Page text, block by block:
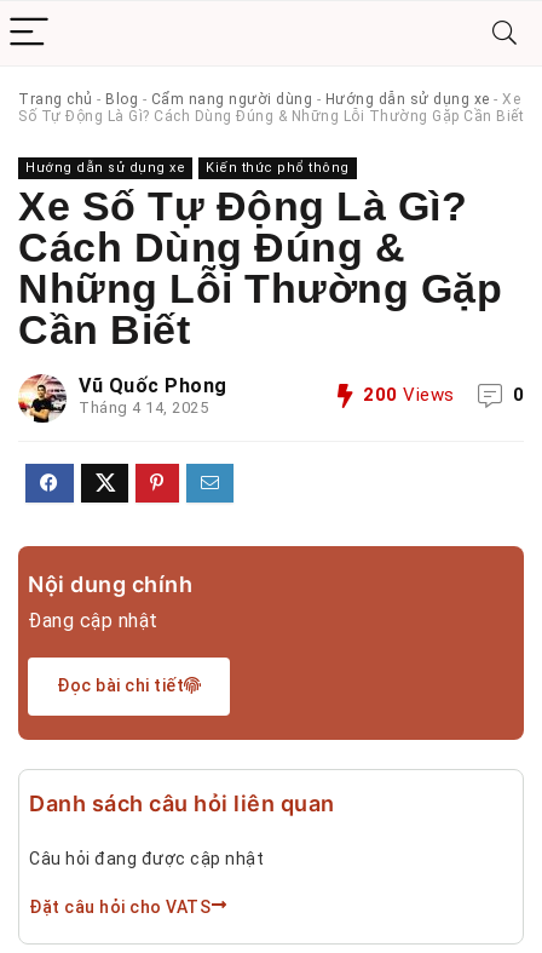
Trang chủ - Blog - Cẩm nang người dùng - Hướng dẫn sử dụng xe - Xe
Số Tự Động Là Gì? Cách Dùng Đúng & Những Lỗi Thường Gặp Cần Biết
Hướng dẫn sử dụng xe Kiến thức phổ thông
Xe Số Tự Động Là Gì?
Cách Dùng Đúng &
Những Lỗi Thường Gặp
Cần Biết
Vũ Quốc Phong
Tháng 4 14, 2025
200 Views 0
Nội dung chính
Đang cập nhật
Đọc bài chi tiết
Danh sách câu hỏi liên quan
Câu hỏi đang được cập nhật
Đặt câu hỏi cho VATS